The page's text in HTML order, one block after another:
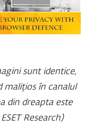
sunt identice,
malițios în canalul
din dreapta este
Research)